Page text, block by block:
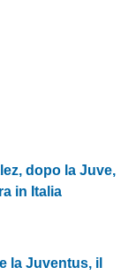
dopo la Juve,
in Italia
la Juventus, il